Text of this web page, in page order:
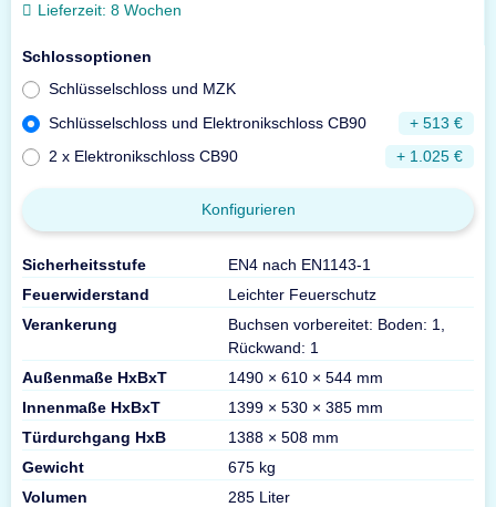
Lieferzeit: 8 Wochen
Schlossoptionen
Schlüsselschloss und MZK
Schlüsselschloss und Elektronikschloss CB90
+ 513 €
2 x Elektronikschloss CB90
+ 1.025 €
Konfigurieren
Sicherheitsstufe
EN4 nach EN1143-1
Feuerwiderstand
Leichter Feuerschutz
Verankerung
Buchsen vorbereitet: Boden: 1,
Rückwand: 1
Außenmaße HxBxT
1490 × 610 × 544 mm
Innenmaße HxBxT
1399 × 530 × 385 mm
Türdurchgang HxB
1388 × 508 mm
Gewicht
675 kg
Volumen
285 Liter